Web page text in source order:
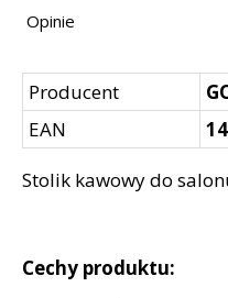
Opinie
Producent
EAN
Stolik kawowy do
Cechy produktu: